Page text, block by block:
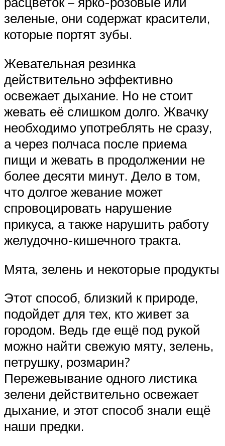
зеленые, они содержат красители,
которые портят зубы.
Жевательная резинка
действительно эффективно
освежает дыхание. Но не стоит
жевать её слишком долго. Жвачку
необходимо употреблять не сразу,
а через полчаса после приема
пищи и жевать в продолжении не
более десяти минут. Дело в том,
что долгое жевание может
спровоцировать нарушение
прикуса, а также нарушить работу
желудочно-кишечного тракта.
Мята, зелень и некоторые продукты
Этот способ, близкий к природе,
подойдет для тех, кто живет за
городом. Ведь где ещё под рукой
можно найти свежую мяту, зелень,
петрушку, розмарин?
Пережевывание одного листика
зелени действительно освежает
дыхание, и этот способ знали ещё
наши предки.